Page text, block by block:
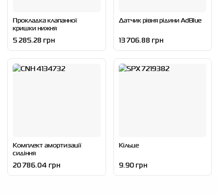
Прокладка клапанної
кришки нижня
5 285.28 грн
Датчик рівня рідини AdBlue
13 706.88 грн
Комплект амортизації
сидіння
20 786.04 грн
Кільце
9.90 грн